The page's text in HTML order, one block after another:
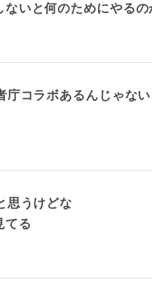
いと何のためにやるの
コラボあるんじゃない
思うけどな
てる